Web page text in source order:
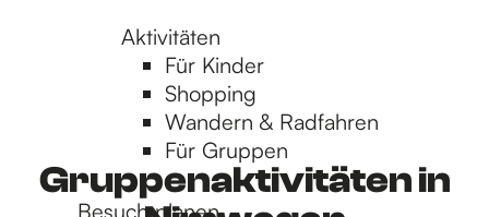
Aktivitäten
Für Kinder
Shopping
Wandern & Radfahren
Für Gruppen
Besuch planen
Gruppenaktivitäten in